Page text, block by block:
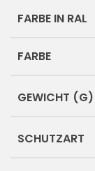
FARBE IN RAL
FARBE
GEWICHT (G)
SCHUTZART